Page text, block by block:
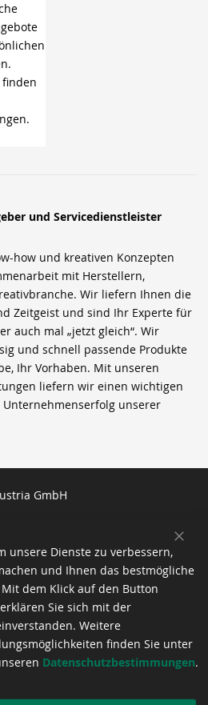
und Servicedienstleister
how und kreativen Konzepten
mit Herstellern,
Wir liefern Ihnen die
Zeitgeist und sind Ihr Experte für
auch mal „jetzt gleich“. Wir
und schnell passende Produkte
Ihr Vorhaben. Mit unseren
liefern wir einen wichtigen
unserer
GmbH
unsere Dienste zu verbessern,
und Ihnen das bestmögliche
dem Klick auf den Button
Sie sich mit der
Weitere
finden Sie unter
Datenschutzbestimmungen.